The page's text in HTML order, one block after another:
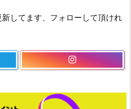
してます、フォローして頂けれ